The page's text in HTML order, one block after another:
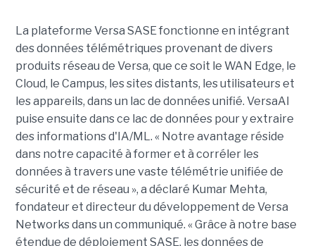
La plateforme Versa SASE fonctionne en intégrant
des données télémétriques provenant de divers
produits réseau de Versa, que ce soit le WAN Edge, le
Cloud, le Campus, les sites distants, les utilisateurs et
les appareils, dans un lac de données unifié. VersaAI
puise ensuite dans ce lac de données pour y extraire
des informations d'IA/ML. « Notre avantage réside
dans notre capacité à former et à corréler les
données à travers une vaste télémétrie unifiée de
sécurité et de réseau », a déclaré Kumar Mehta,
fondateur et directeur du développement de Versa
Networks dans un communiqué. « Grâce à notre base
étendue de déploiement SASE, les données de